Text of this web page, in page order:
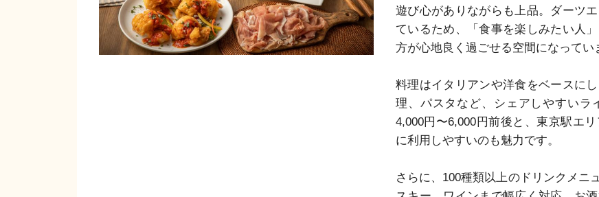
遊び心がありながらも上品。ダーツ
ているため、「食事を楽しみたい人
方が心地良く過ごせる空間になってい
料理はイタリアンや洋食をベースに
理、パスタなど、シェアしやすいラ
4,000円〜6,000円前後と、東京駅エ
に利用しやすいのも魅力です。
さらに、100種類以上のドリンクメニ